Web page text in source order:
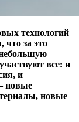
технологий
что за это
все: и
и
​новые
новые